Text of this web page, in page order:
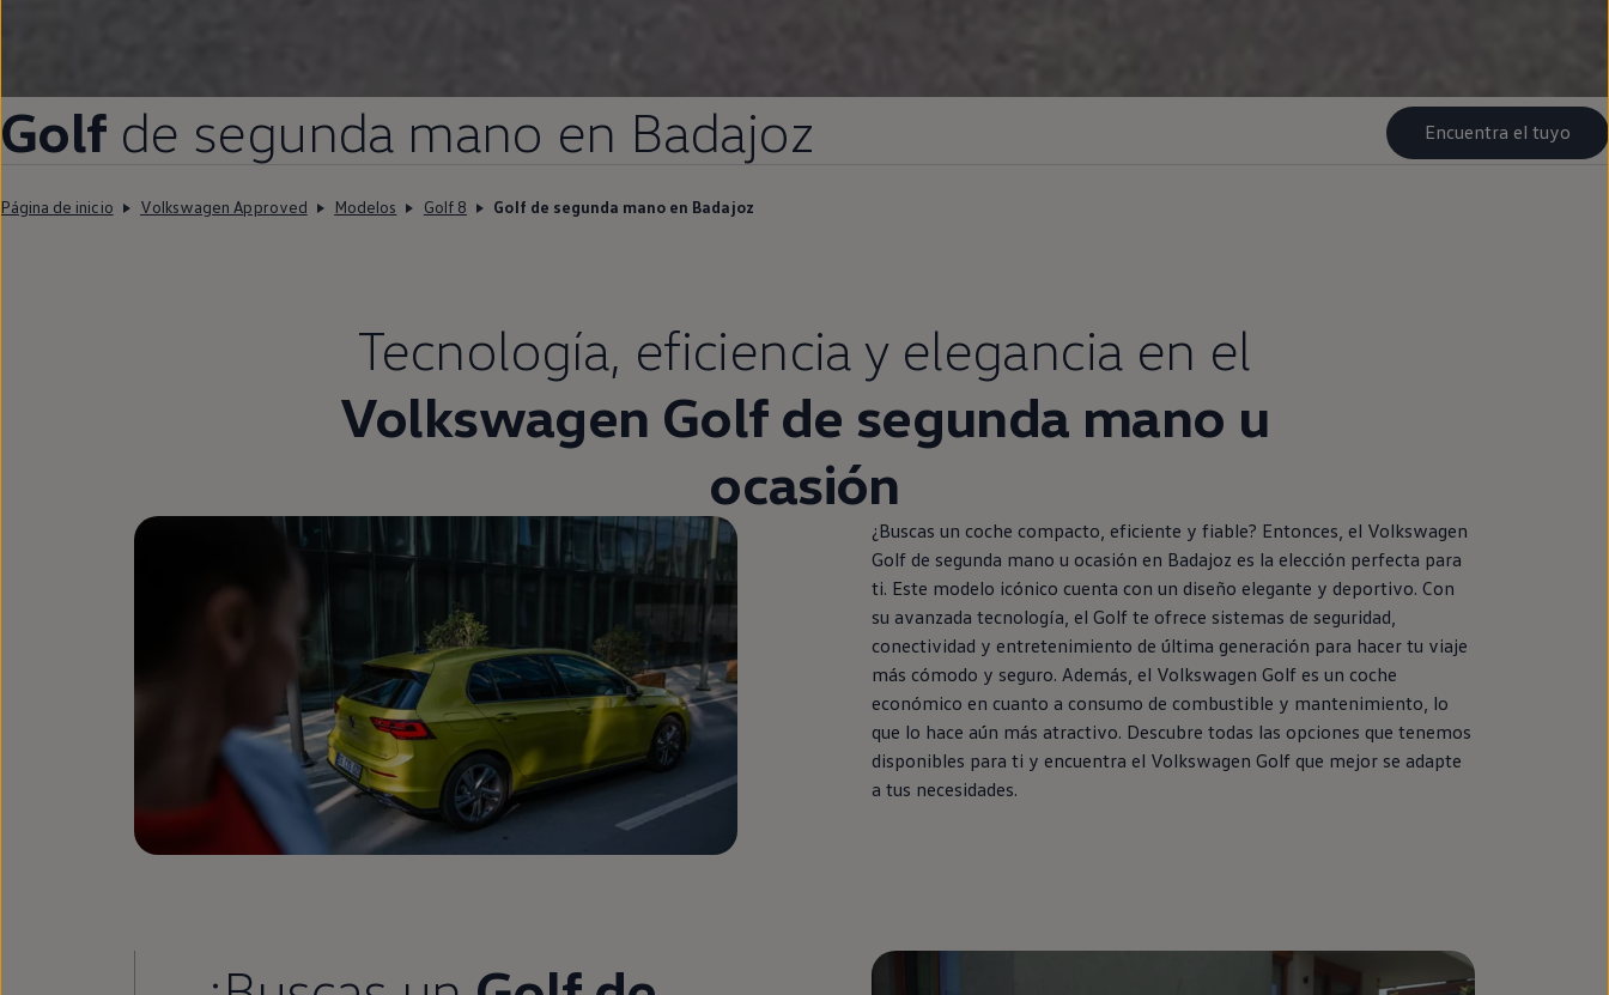
Golf de segunda mano en Badajoz Encuentra el tuyo
Página de inicio Volkswagen Approved Modelos Golf 8 Golf de segunda mano en Badajoz
Tecnología, eficiencia y elegancia en el
Volkswagen Golfde segunda mano u
ocasión
¿Buscas un coche compacto, eficiente y fiable? Entonces, el Volkswagen
Golfde segunda mano u ocasión en Badajoz es la elección perfecta para
ti. Este modelo icónico cuenta con un diseño elegante y deportivo. Con
su avanzada tecnología, el Golfte ofrece sistemas de seguridad,
conectividad y entretenimiento de última generación para hacer tu viaje
más cómodo y seguro. Además, el Volkswagen Golfes un coche
económico en cuanto a consumo de combustible y mantenimiento, lo
que lo hace aún más atractivo. Descubre todas las opciones que tenemos
disponibles para ti y encuentra el Volkswagen Golfque mejor se adapte
a tus necesidades.